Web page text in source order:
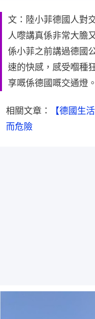
文：陸小菲德國人對
人嚟講真係非常大膽
係小菲之前講過德國
速的快感，感受嗰種
享嘅係德國嘅交通燈。
相關文章：
【德國生
而危險